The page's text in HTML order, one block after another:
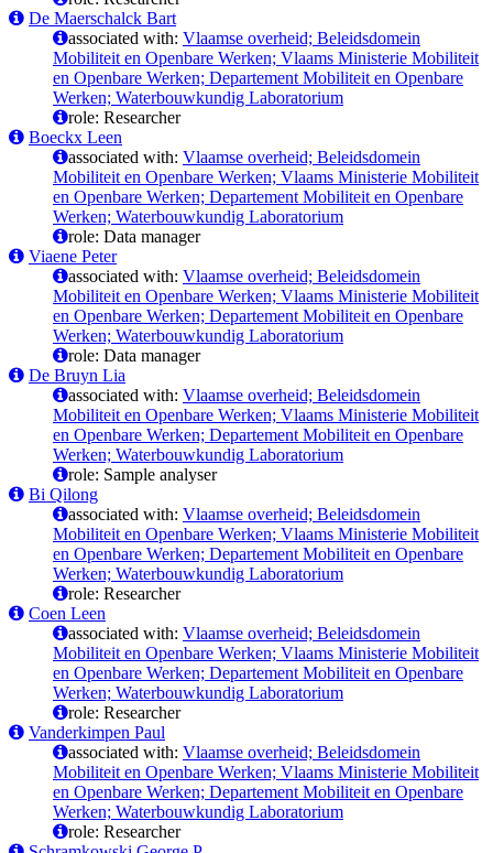
De Maerschalck Bart
associated with: Vlaamse overheid; Beleidsdomein
Mobiliteit en Openbare Werken; Vlaams Ministerie Mobiliteit
en Openbare Werken; Departement Mobiliteit en Openbare
Werken; Waterbouwkundig Laboratorium
role: Researcher
Boeckx Leen
associated with: Vlaamse overheid; Beleidsdomein
Mobiliteit en Openbare Werken; Vlaams Ministerie Mobiliteit
en Openbare Werken; Departement Mobiliteit en Openbare
Werken; Waterbouwkundig Laboratorium
role: Data manager
Viaene Peter
associated with: Vlaamse overheid; Beleidsdomein
Mobiliteit en Openbare Werken; Vlaams Ministerie Mobiliteit
en Openbare Werken; Departement Mobiliteit en Openbare
Werken; Waterbouwkundig Laboratorium
role: Data manager
De Bruyn Lia
associated with: Vlaamse overheid; Beleidsdomein
Mobiliteit en Openbare Werken; Vlaams Ministerie Mobiliteit
en Openbare Werken; Departement Mobiliteit en Openbare
Werken; Waterbouwkundig Laboratorium
role: Sample analyser
Bi Qilong
associated with: Vlaamse overheid; Beleidsdomein
Mobiliteit en Openbare Werken; Vlaams Ministerie Mobiliteit
en Openbare Werken; Departement Mobiliteit en Openbare
Werken; Waterbouwkundig Laboratorium
role: Researcher
Coen Leen
associated with: Vlaamse overheid; Beleidsdomein
Mobiliteit en Openbare Werken; Vlaams Ministerie Mobiliteit
en Openbare Werken; Departement Mobiliteit en Openbare
Werken; Waterbouwkundig Laboratorium
role: Researcher
Vanderkimpen Paul
associated with: Vlaamse overheid; Beleidsdomein
Mobiliteit en Openbare Werken; Vlaams Ministerie Mobiliteit
en Openbare Werken; Departement Mobiliteit en Openbare
Werken; Waterbouwkundig Laboratorium
role: Researcher